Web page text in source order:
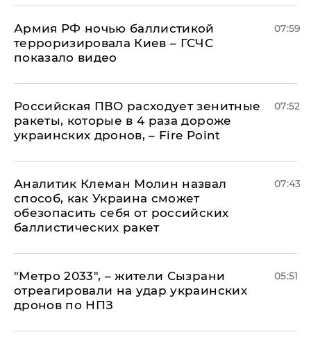
Армия РФ ночью баллистикой
терроризировала Киев – ГСЧС
показало видео
07:59
Российская ПВО расходует зенитные
ракеты, которые в 4 раза дороже
украинских дронов, – Fire Point
07:52
Аналитик Клеман Молин назвал
способ, как Украина сможет
обезопасить себя от российских
баллистических ракет
07:43
"Метро 2033", – жители Сызрани
отреагировали на удар украинских
дронов по НПЗ
05:51